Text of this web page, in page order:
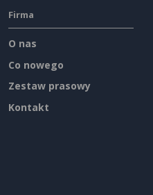
Firma
O nas
Co nowego
Zestaw prasowy
Kontakt